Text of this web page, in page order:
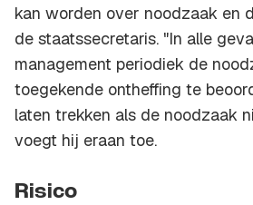
kan worden over noodzaak en
de staatssecretaris. "In alle
management periodiek de
toegekende ontheffing te
laten trekken als de noodzaak
voegt hij eraan toe.
Risico